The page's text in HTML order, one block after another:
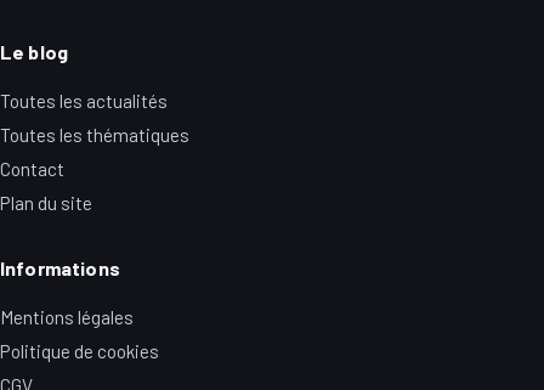
Le blog
Toutes les actualités
Toutes les thématiques
Contact
Plan du site
Informations
Mentions légales
Politique de cookies
CGV